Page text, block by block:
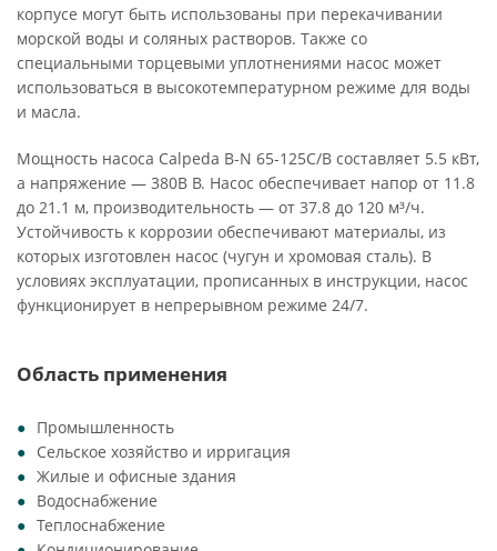
корпусе могут быть использованы при перекачивании
морской воды и соляных растворов. Также со
специальными торцевыми уплотнениями насос может
использоваться в высокотемпературном режиме для воды
и масла.
Мощность насоса Calpeda B-N 65-125C/B составляет 5.5 кВт,
а напряжение — 380В В. Насос обеспечивает напор от 11.8
до 21.1 м, производительность — от 37.8 до 120 м³/ч.
Устойчивость к коррозии обеспечивают материалы, из
которых изготовлен насос (чугун и хромовая сталь). В
условиях эксплуатации, прописанных в инструкции, насос
функционирует в непрерывном режиме 24/7.
Область применения
Промышленность
Сельское хозяйство и ирригация
Жилые и офисные здания
Водоснабжение
Теплоснабжение